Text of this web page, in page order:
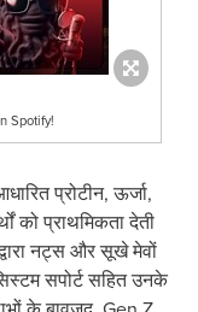
Spotify!
प्रोटीन, ऊर्जा,
को प्राथमिकता देती
नट्स और सूखे मेवों
सपोर्ट सहित उनके